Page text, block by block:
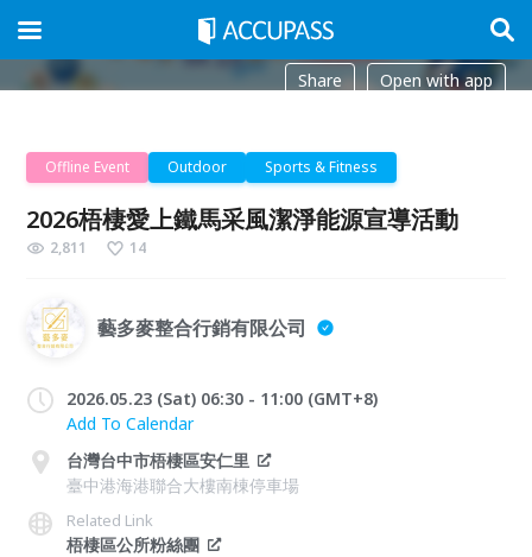
Share Open with app
Offline Event Outdoor Sports & Fitness
2026梧棲愛上鐵馬采風潔淨能源宣導活動
2,811 14
藝多麥整合行銷有限公司
2026.05.23 (Sat) 06:30 - 11:00 (GMT+8)
Add To Calendar
台灣台中市梧棲區安仁里
臺中港海港聯合大樓南棟停車場
Related Link
梧棲區公所粉絲團